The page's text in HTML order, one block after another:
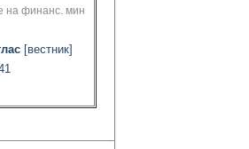
на финанс. мин
[вестник]